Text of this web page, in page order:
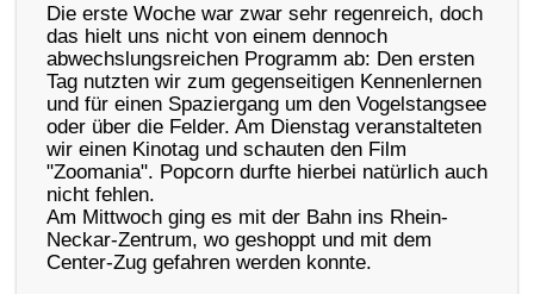
Die erste Woche war zwar sehr regenreich, doch
das hielt uns nicht von einem dennoch
abwechslungsreichen Programm ab: Den ersten
Tag nutzten wir zum gegenseitigen Kennenlernen
und für einen Spaziergang um den Vogelstangsee
oder über die Felder. Am Dienstag veranstalteten
wir einen Kinotag und schauten den Film
"Zoomania". Popcorn durfte hierbei natürlich auch
nicht fehlen.
Am Mittwoch ging es mit der Bahn ins Rhein-
Neckar-Zentrum, wo geshoppt und mit dem
Center-Zug gefahren werden konnte.